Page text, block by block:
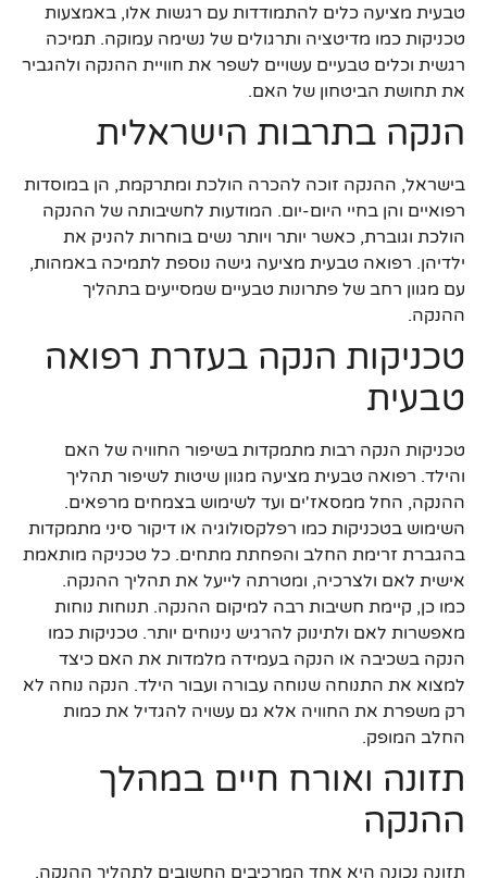
טבעית מציעה כלים להתמודדות עם רגשות אלו, באמצעות
טכניקות כמו מדיטציה ותרגולים של נשימה עמוקה. תמיכה
רגשית וכלים טבעיים עשויים לשפר את חוויית ההנקה ולהגביר
את תחושת הביטחון של האם.
הנקה בתרבות הישראלית
בישראל, ההנקה זוכה להכרה הולכת ומתרקמת, הן במוסדות
רפואיים והן בחיי היום-יום. המודעות לחשיבותה של ההנקה
הולכת וגוברת, כאשר יותר ויותר נשים בוחרות להניק את
ילדיהן. רפואה טבעית מציעה גישה נוספת לתמיכה באמהות,
עם מגוון רחב של פתרונות טבעיים שמסייעים בתהליך
ההנקה.
טכניקות הנקה בעזרת רפואה
טבעית
טכניקות הנקה רבות מתמקדות בשיפור החוויה של האם
והילד. רפואה טבעית מציעה מגוון שיטות לשיפור תהליך
ההנקה, החל ממסאז'ים ועד לשימוש בצמחים מרפאים.
השימוש בטכניקות כמו רפלקסולוגיה או דיקור סיני מתמקדות
בהגברת זרימת החלב והפחתת מתחים. כל טכניקה מותאמת
אישית לאם ולצרכיה, ומטרתה לייעל את תהליך ההנקה.
כמו כן, קיימת חשיבות רבה למיקום ההנקה. תנוחות נוחות
מאפשרות לאם ולתינוק להרגיש נינוחים יותר. טכניקות כמו
הנקה בשכיבה או הנקה בעמידה מלמדות את האם כיצד
למצוא את התנוחה שנוחה עבורה ועבור הילד. הנקה נוחה לא
רק משפרת את החוויה אלא גם עשויה להגדיל את כמות
החלב המופק.
תזונה ואורח חיים במהלך
ההנקה
תזונה נכונה היא אחד המרכיבים החשובים לתהליך ההנקה.